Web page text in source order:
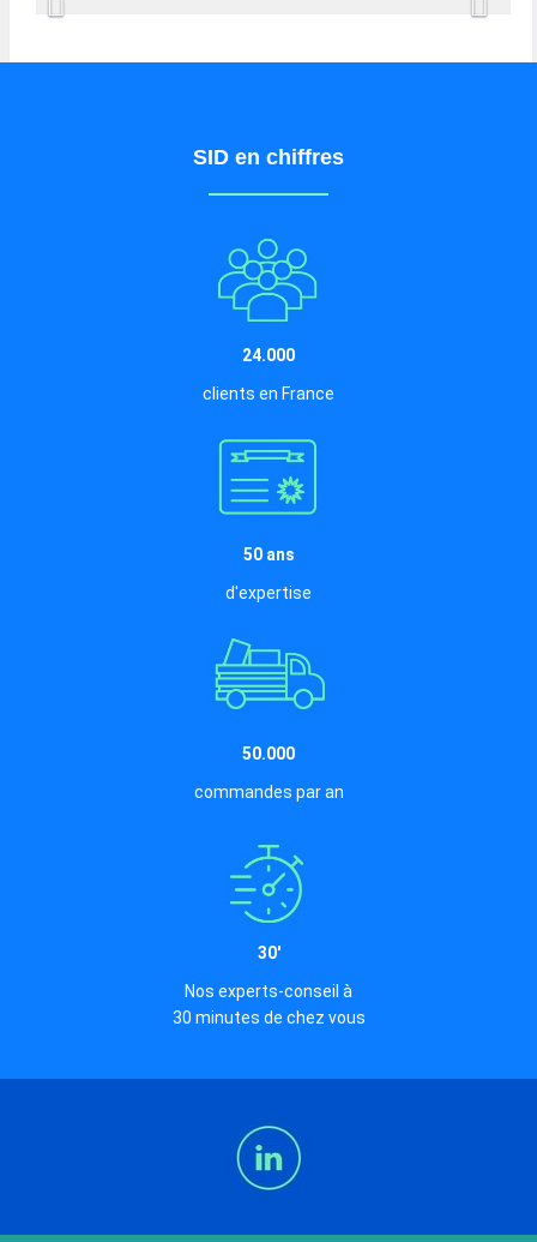
Previous
SID en chiffres
24.000
clients en France
50 ans
d'expertise
50.000
commandes par an
30'
Nos experts-conseil à
30 minutes de chez vous